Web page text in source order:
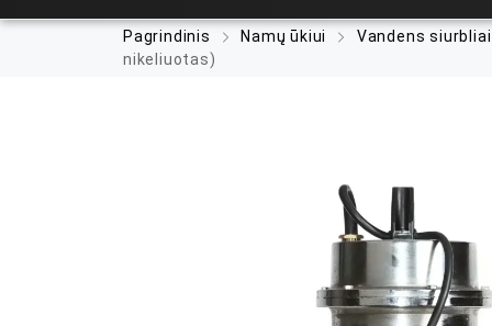
Pagrindinis Namų ūkiui
Vandens siurbliai
nikeliuotas)